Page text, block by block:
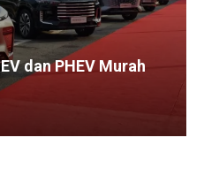
dan PHEV Murah